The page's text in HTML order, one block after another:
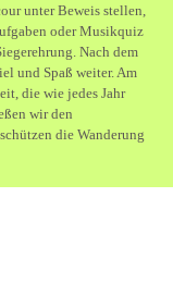
unter Beweis stellen,
oder Musikquiz
Nach dem
und Spaß weiter. Am
die wie jedes Jahr
wir den
die Wanderung